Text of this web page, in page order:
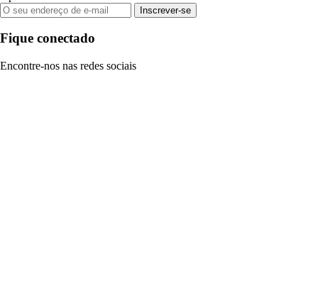
Inscrever-se
Fique conectado
Encontre-nos nas redes sociais